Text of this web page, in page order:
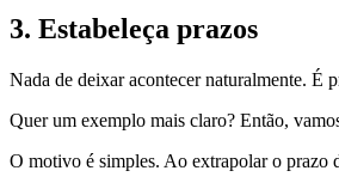
3. Estabeleça prazos
Nada de deixar acontecer naturalmente. É
Quer um exemplo mais claro? Então,
O motivo é simples. Ao extrapolar o prazo